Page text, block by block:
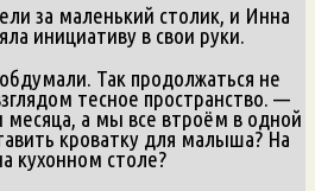
за маленький столик, и Инна
инициативу в свои руки.
Так продолжаться не
тесное пространство. —
а мы все втроём в одной
кроватку для малыша? На
кухонном столе?